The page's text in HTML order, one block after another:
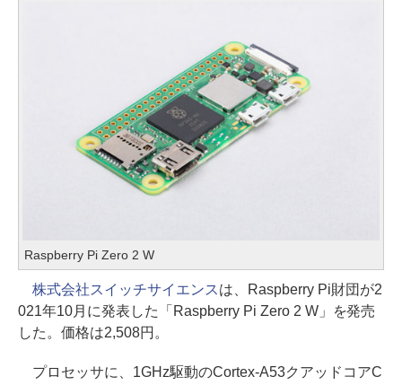
Raspberry Pi Zero 2 W
株式会社スイッチサイエンスは、Raspberry Pi財団が2
021年10月に発表した「Raspberry Pi Zero 2 W」を発売
した。価格は2,508円。
プロセッサに、1GHz駆動のCortex-A53クアッドコアC